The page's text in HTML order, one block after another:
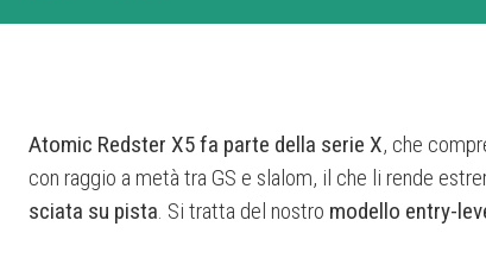
Atomic Redster X5 fa parte della serie X, che
con raggio a metà tra GS e slalom, il che li rende
sciata su pista. Si tratta del nostro modello entry-